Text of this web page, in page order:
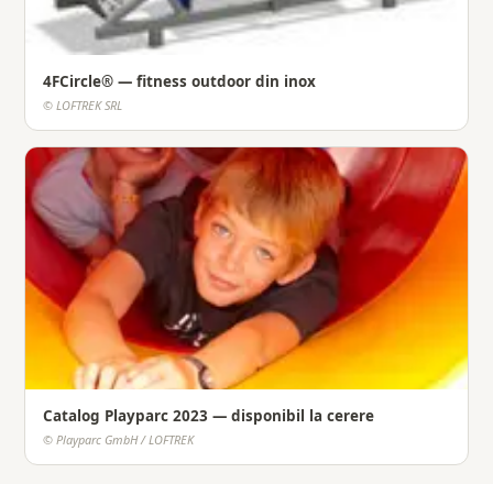
4FCircle® — fitness outdoor din inox
© LOFTREK SRL
Catalog Playparc 2023 — disponibil la cerere
© Playparc GmbH / LOFTREK